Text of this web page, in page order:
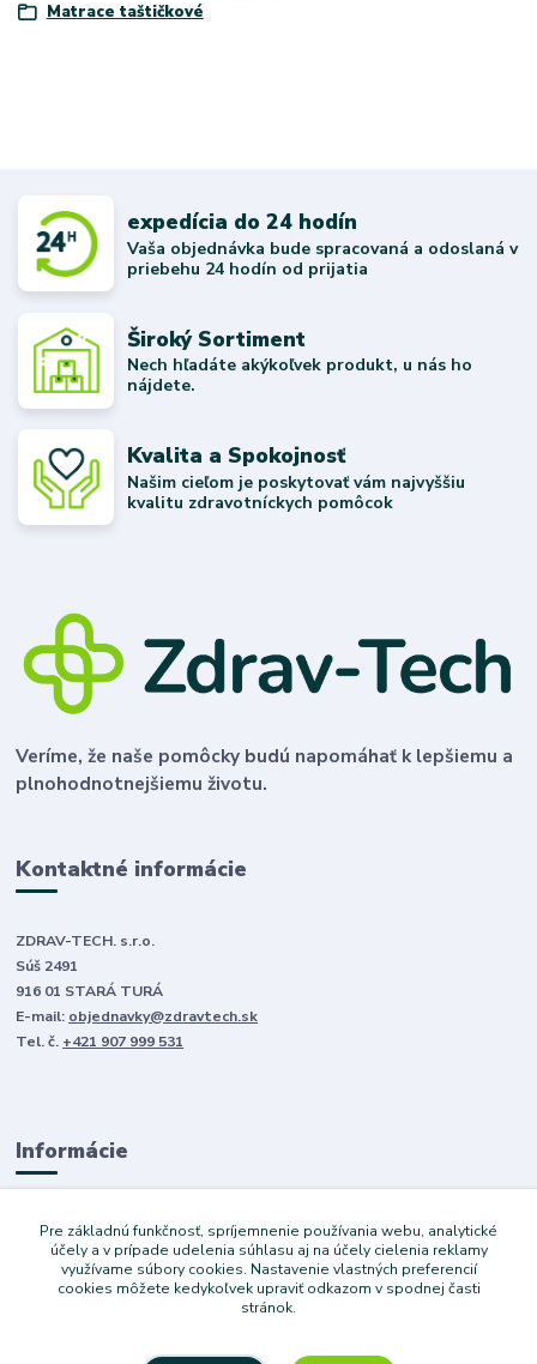
Matrace taštičkové
expedícia do 24 hodín
Vaša objednávka bude spracovaná a odoslaná v
priebehu 24 hodín od prijatia
Široký Sortiment
Nech hľadáte akýkoľvek produkt, u nás ho
nájdete.
Kvalita a Spokojnosť
Našim cieľom je poskytovať vám najvyššiu
kvalitu zdravotníckych pomôcok
Veríme, že naše pomôcky budú napomáhať k lepšiemu a
plnohodnotnejšiemu životu.
Kontaktné informácie
ZDRAV-TECH. s.r.o.
Súš 2491
916 01 STARÁ TURÁ
E-mail: objednavky@zdravtech.sk
Tel. č. +421 907 999 531
Informácie
O nás
Obchodné podmienky
Ochrana súkromia
Služby
Pre základnú funkčnosť, spríjemnenie používania webu, analytické
účely a v prípade udelenia súhlasu aj na účely cielenia reklamy
využívame súbory cookies. Nastavenie vlastných preferencií
cookies môžete kedykoľvek upraviť odkazom v spodnej časti
stránok.